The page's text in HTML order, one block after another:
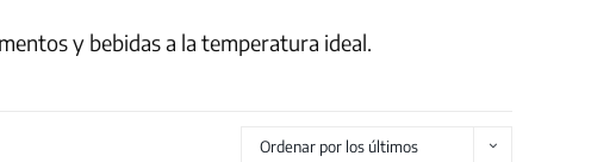
y bebidas a la temperatura ideal.
Ordenar por los últimos